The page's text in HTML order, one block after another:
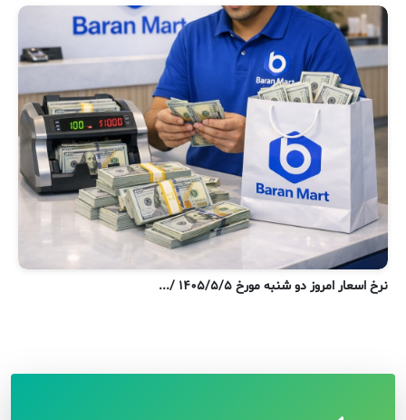
نرخ اسعار امروز دو شنبه مورخ ۱۴۰۵/۵/۵ /...